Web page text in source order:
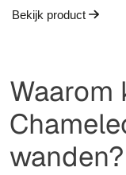
Bekijk product
Waarom
wanden?